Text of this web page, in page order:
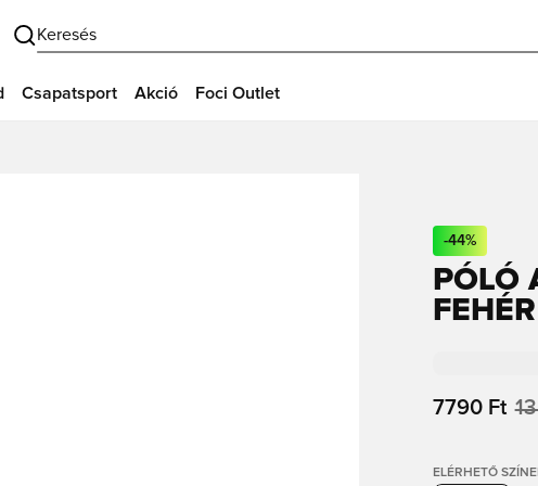
Keresés
Csapatsport Akció Foci Outlet
-44%
PÓLÓ
FEHÉR
7790 Ft
ELÉRHETŐ